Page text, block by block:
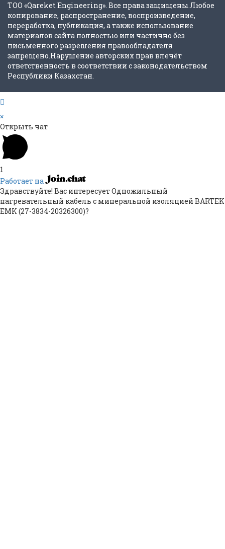
ТОО «Qareket Engineering». Все права защищены.Любое
копирование, распространение, воспроизведение,
переработка, публикация, а также использование
материалов сайта полностью или частично без
письменного разрешения правообладателя
запрещено.Нарушение авторских прав влечёт
ответственность в соответствии с законодательством
Республики Казахстан.
×
Открыть чат
1
Работает на
Здравствуйте! Вас интересует Одножильный
нагревательный кабель с минеральной изоляцией BARTEK
EMK (27-3834-20326300)?